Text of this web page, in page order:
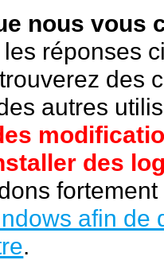
nous vous
les réponses
des
autres
des
afin de
.